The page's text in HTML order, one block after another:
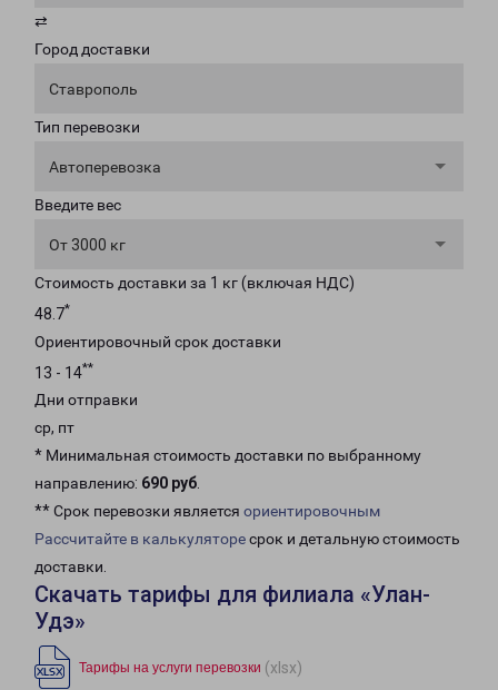
⇄
Город доставки
Ставрополь
Тип перевозки
Автоперевозка
Введите вес
От 3000 кг
Стоимость доставки за 1 кг (включая НДС)
48.7*
Ориентировочный срок доставки
13 - 14**
Дни отправки
ср, пт
* Минимальная стоимость доставки по выбранному
направлению: 690 руб.
** Срок перевозки является ориентировочным
Рассчитайте в калькуляторесрок и детальную стоимость
доставки.
Скачать тарифы для филиала «Улан-
Удэ»
Тарифы на услуги перевозки (xlsx)